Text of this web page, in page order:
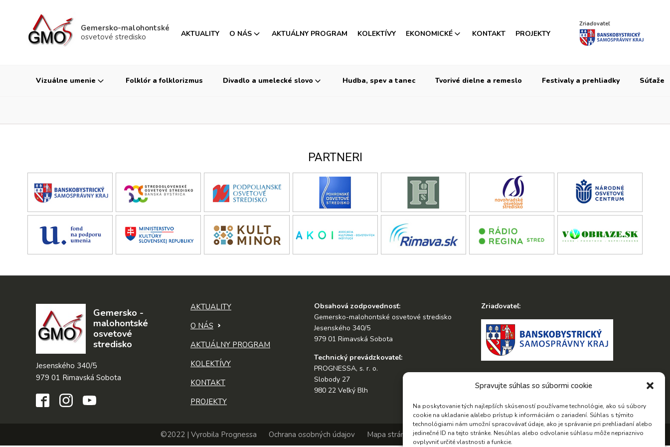
Spravujte súhlas so súbormi cookie
Na poskytovanie tých najlepších skúseností používame technológie, ako sú súbory
cookie na ukladanie a/alebo prístup k informáciám o zariadení. Súhlas s týmito
technológiami nám umožní spracovávať údaje, ako je správanie pri prehliadaní alebo
jedinečné ID na tejto stránke. Nesúhlas alebo odvolanie súhlasu môže nepriaznivo
ovplyvniť určité vlastnosti a funkcie.
Gemersko-malohontské
osvetové stredisko
AKTUALITY O NÁS AKTUÁLNY PROGRAM KOLEKTÍVY EKONOMICKÉ KONTAKT PROJEKTY
Zriaďovateľ
Vizuálne umenie Folklór a folklorizmus Divadlo a umelecké slovo Hudba, spev a tanec Tvorivé dielne a remeslo Festivaly a prehliadky Súťaže
PARTNERI
Gemersko -
malohontské
osvetové
stredisko
Jesenského 340/5
979 01 Rimavská Sobota
AKTUALITY
O NÁS
AKTUÁLNY PROGRAM
KOLEKTÍVY
KONTAKT
PROJEKTY
Obsahová zodpovednosť:
Gemersko-malohontské osvetové stredisko
Jesenského 340/5
979 01 Rimavská Sobota
Technický prevádzkovateľ:
PROGNESSA, s. r. o.
Slobody 27
980 22 Veľký Blh
Zriaďovateľ:
Hľadať:
Hľadať:
©2022 | Vyrobila Prognessa Ochrana osobných údajov Mapa stránky Vyhlásenie o prístupnosti